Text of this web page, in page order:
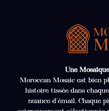
Une
Moroccan Mosaic est bien
histoire tissée dans
nuance d’émail. Chaque